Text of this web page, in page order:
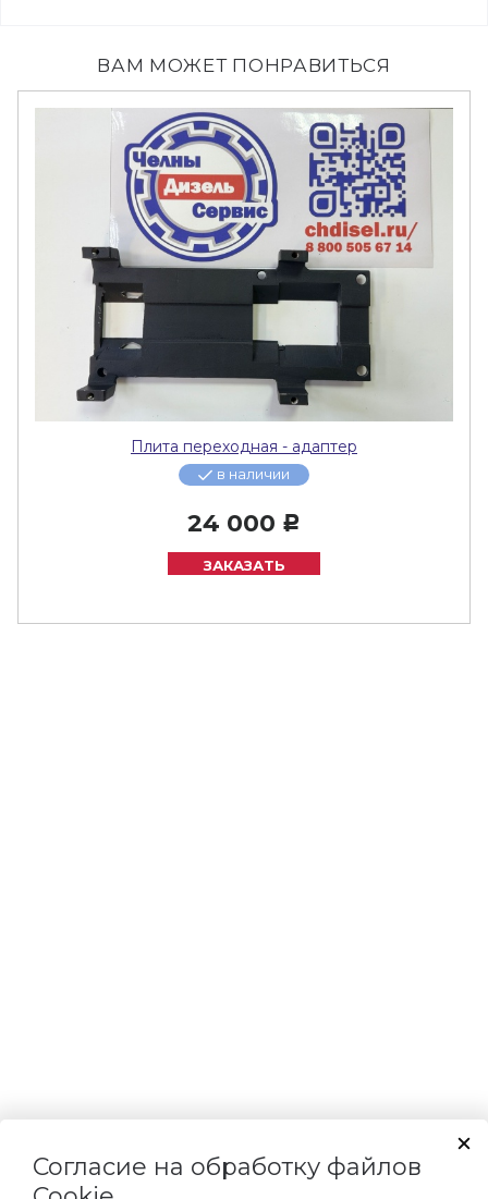
ВАМ МОЖЕТ ПОНРАВИТЬСЯ
Плита переходная - адаптер
в наличии
24 000 Р
ЗАКАЗАТЬ
Согласие на обработку файлов